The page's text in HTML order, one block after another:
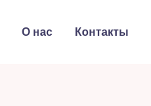
О нас Контакты